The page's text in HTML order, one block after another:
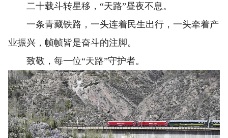
二十载斗转星移，“天路”昼夜不息。
一条青藏铁路，一头连着民生出行，一头牵着产
业振兴，帧帧皆是奋斗的注脚。
致敬，每一位“天路”守护者。